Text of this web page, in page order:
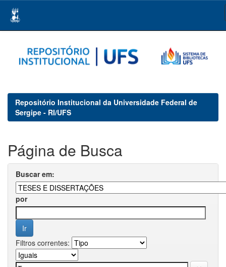
navigation
Repositório Institucional da Universidade Federal de
Sergipe - RI/UFS
Página de Busca
Buscar em:
por
Filtros correntes: